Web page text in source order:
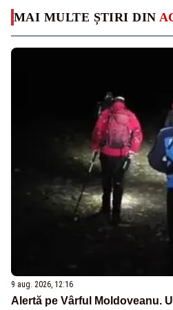
MAI MULTE ȘTIRI DIN
9 aug. 2026, 12:16
Alertă pe Vârful Moldoveanu.